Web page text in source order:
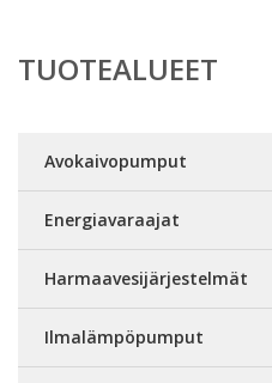
TUOTEALUEET
Avokaivopumput
Energiavaraajat
Harmaavesijärjestelmät
Ilmalämpöpumput